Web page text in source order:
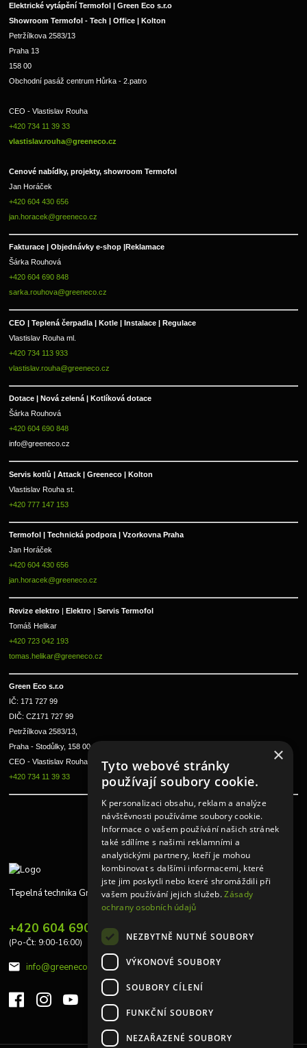
Elektrické vytápění Termofol | Green Eco s.r.o
Showroom Termofol - Tech | Office | Kolton
Petržílkova 2583/13
Praha 13
158 00
Obchodní pasáž centrum Hůrka - 2.patro
CEO - Vlastislav Rouha
+420 734 11 39 33
vlastislav.rouha@greeneco.cz
Cenové nabídky, projekty, showroom Termofol
Jan Horáček
+420 604 430 656
jan.horacek@greeneco.cz
Fakturace | Objednávky e-shop |Reklamace
Šárka Rouhová
+420 604 690 848
sarka.rouhova@greeneco.cz
CEO | Teplená čerpadla | Kotle | Instalace | Regulace
Vlastislav Rouha ml.
+420 734 113 933
vlastislav.rouha@greeneco.cz
Dotace | Nová zelená | Kotlíková dotace
Šárka Rouhová
+420 604 690 848
info@greeneco.cz
Servis kotlů | Attack | Greeneco | Kolton
Vlastislav Rouha st.
+420 777 147 153
Termofol | Technická podpora | Vzorkovna Praha
Jan Horáček
+420 604 430 656
jan.horacek@greeneco.cz
Revize elektro | Elektro | Servis Termofol
Tomáš Helikar
+420 723 042 193
tomas.helikar@greeneco.cz
Green Eco s.r.o
IČ: 171 727 99
DIČ: CZ171 727 99
Petržílkova 2583/13,
Praha - Stodůlky, 158 00
CEO - Vlastislav Rouha ml.
+420 734 11 39 33
Tepelná technika Greeneco
+420 604 690 848
(Po-Čt: 9:00-16:00)
info@greeneco.cz
×
Tyto webové stránky
používají soubory cookie.
K personalizaci obsahu, reklam a analýze
návštěvnosti používáme soubory cookie.
Informace o vašem používání našich stránek
také sdílíme s našimi reklamními a
analytickými partnery, kteří je mohou
kombinovat s dalšími informacemi, které
jste jim poskytli nebo které shromáždili při
vašem používání jejich služeb.Zásady
ochrany osobních údajů
NEZBYTNĚ NUTNÉ SOUBORY
VÝKONOVÉ SOUBORY
SOUBORY CÍLENÍ
FUNKČNÍ SOUBORY
NEZAŘAZENÉ SOUBORY